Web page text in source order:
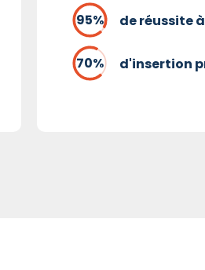
de réussite
d'insertion